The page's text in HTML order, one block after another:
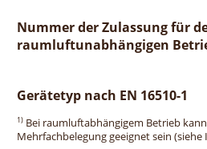
Nummer der Zulassung für
raumluftunabhängigen
Gerätetyp nach EN 16510-1
1) Bei raumluftabhängigem Betrieb
Mehrfachbelegung geeignet sein